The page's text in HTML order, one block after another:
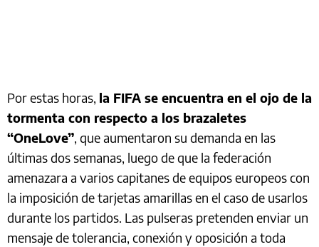
Por estas horas, la FIFA se encuentra en el ojo de la
tormenta con respecto a los brazaletes
“OneLove”, que aumentaron su demanda en las
últimas dos semanas, luego de que la federación
amenazara a varios capitanes de equipos europeos con
la imposición de tarjetas amarillas en el caso de usarlos
durante los partidos. Las pulseras pretenden enviar un
mensaje de tolerancia, conexión y oposición a toda